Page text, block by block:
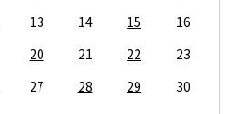
13 14 15
16
20 21 22
23
27 28 29
30